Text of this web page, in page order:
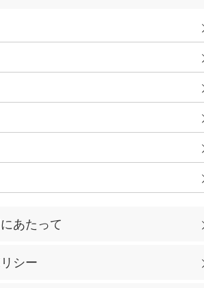
あたって
シー